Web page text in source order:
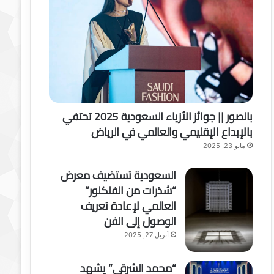
بالصور || جوائز الأزياء السعودية 2025 تحتفي
بالإبداع الإقليمي والعالمي في الرياض
مايو 23, 2025
السعودية تستضيف معرض
“شذرات من الفلكلور”
العالمي لإعادة تعريف
الوصول إلى الفن
أبريل 27, 2025
“محمد الشرقي” يشهد